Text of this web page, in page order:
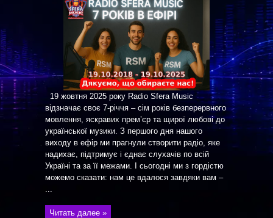
19 жовтня 2025 року Radio Sfera Music
відзначає своє 7-річчя – сім років безперервного
мовлення, яскравих прем’єр та щирої любові до
української музики. З першого дня нашого
виходу в ефір ми прагнули створити радіо, яке
надихає, підтримує і єднає слухачів по всій
Україні та за її межами. І сьогодні ми з гордістю
можемо сказати: нам це вдалося завдяки вам –
...
Читать далее »